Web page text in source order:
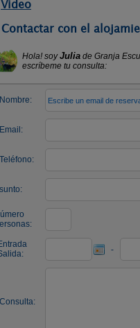
Video
Contactar con el